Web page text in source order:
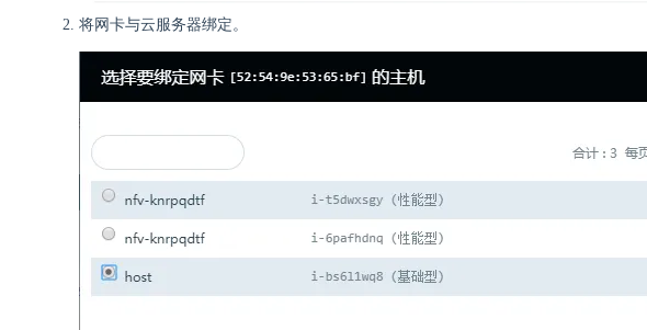
将网卡与云服务器绑定。